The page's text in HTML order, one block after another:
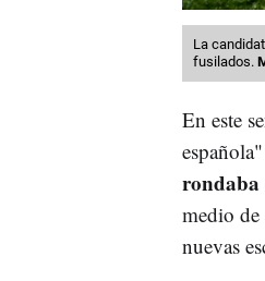
La
fusilados.
En este
rondaba
medio de
nuevas